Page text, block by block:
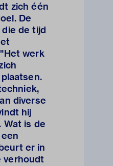
zich één
De
de tijd
werk
diverse
hij
Wat is de
er in
verhoudt